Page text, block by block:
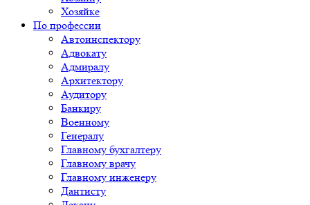
Хозяйке
По профессии
Автоинспектору
Адвокату
Адмиралу
Архитектору
Аудитору
Банкиру
Военному
Генералу
Главному бухгалтеру
Главному врачу
Главному инженеру
Дантисту